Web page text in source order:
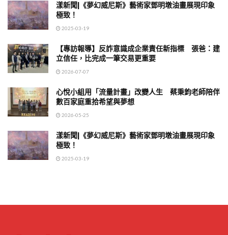
漾新聞|《夢幻威尼斯》藝術家鄧明墩油畫展現印象
極致！
2025-03-19
【專訪報導】反詐意識成企業責任新指標 張爸：建
立信任，比完成一筆交易更重要
2026-07-07
心悅小組用「流量計畫」改變人生 蔡秉鈞老師陪伴
數百家庭重拾希望與夢想
2026-05-25
漾新聞|《夢幻威尼斯》藝術家鄧明墩油畫展現印象
極致！
2025-03-19